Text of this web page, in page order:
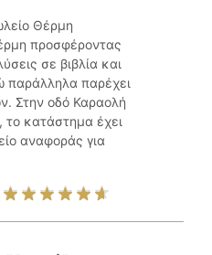
Θέρμη
προσφέροντας
σε βιβλία και
παράλληλα παρέχει
Στην οδό Καραολή
το κατάστημα έχει
αναφοράς για